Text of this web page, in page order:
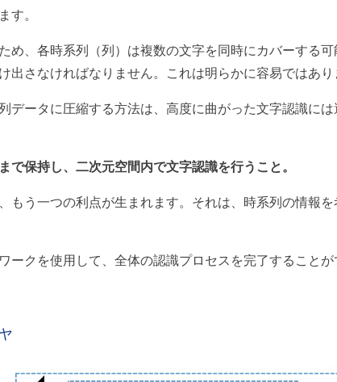
す。
め、各時系列（列）は複数の文字を同時にカバーする
出さなければなりません。これは明らかに容易ではあり
データに圧縮する方法は、高度に曲がった文字認識に
で保持し、二次元空間内で文字認識を行うこと。
もう一つの利点が生まれます。それは、時系列の情報
ークを使用して、全体の認識プロセスを完了することが